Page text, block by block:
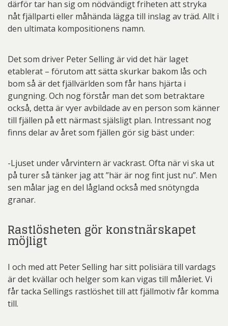
därför tar han sig om nödvändigt friheten att stryka
nåt fjällparti eller måhända lägga till inslag av träd. Allt i
den ultimata kompositionens namn.
Det som driver Peter Selling är vid det här laget
etablerat – förutom att sätta skurkar bakom lås och
bom så är det fjällvärlden som får hans hjärta i
gungning. Och nog förstår man det som betraktare
också, detta är vyer avbildade av en person som känner
till fjällen på ett närmast själsligt plan. Intressant nog
finns delar av året som fjällen gör sig bäst under:
-Ljuset under vårvintern är vackrast. Ofta när vi ska ut
på turer så tänker jag att ”här är nog fint just nu”. Men
sen målar jag en del lågland också med snötyngda
granar.
Rastlösheten gör konstnärskapet
möjligt
I och med att Peter Selling har sitt polisiära till vardags
är det kvällar och helger som kan vigas till måleriet. Vi
får tacka Sellings rastlöshet till att fjällmotiv får komma
till.